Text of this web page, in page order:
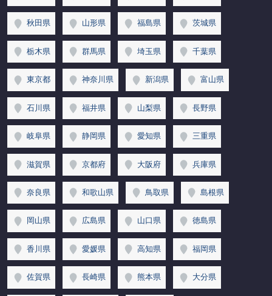
秋田県 山形県 福島県 茨城県
栃木県 群馬県 埼玉県 千葉県
東京都 神奈川県 新潟県 富山県
石川県 福井県 山梨県 長野県
岐阜県 静岡県 愛知県 三重県
滋賀県 京都府 大阪府 兵庫県
奈良県 和歌山県 鳥取県 島根県
岡山県 広島県 山口県 徳島県
香川県 愛媛県 高知県 福岡県
佐賀県 長崎県 熊本県 大分県